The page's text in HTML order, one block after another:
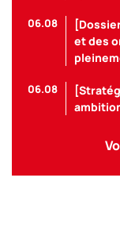
06.08
et des
06.08